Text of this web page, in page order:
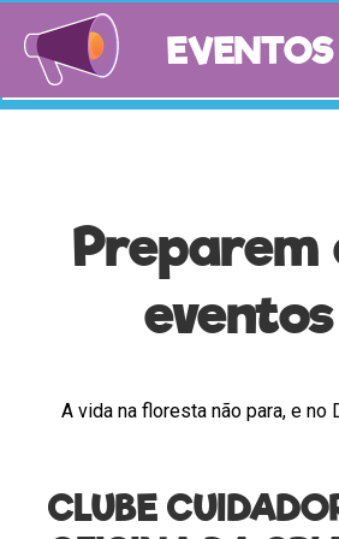
EVENTOS
Preparem
A vida na floresta não para, e
CLUBE